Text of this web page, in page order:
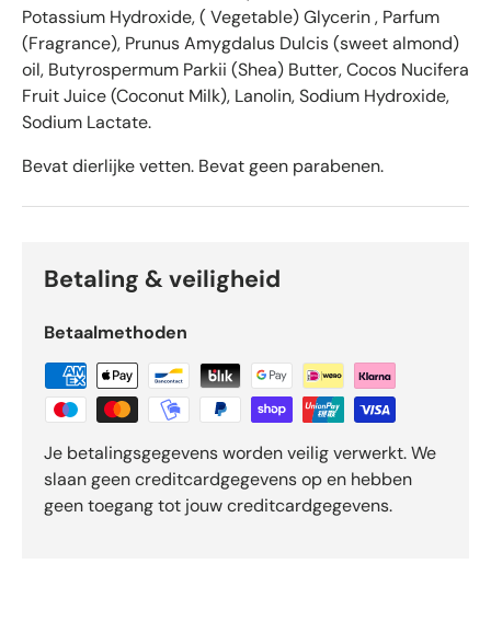
e
n
v
a
e
r
-
b
e
Potassium Hydroxide, ( Vegetable) Glycerin , Parfum
(Fragrance), Prunus Amygdalus Dulcis (sweet almond)
oil, Butyrospermum Parkii (Shea) Butter, Cocos Nucifera
Fruit Juice (Coconut Milk), Lanolin, Sodium Hydroxide,
Sodium Lactate.
Bevat dierlijke vetten. Bevat geen parabenen.
Betaling & veiligheid
Betaalmethoden
Je betalingsgegevens worden veilig verwerkt. We
slaan geen creditcardgegevens op en hebben
geen toegang tot jouw creditcardgegevens.